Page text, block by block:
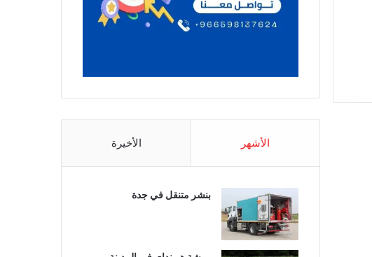
الأشهر الأخيرة
بنشر متنقل في جدة